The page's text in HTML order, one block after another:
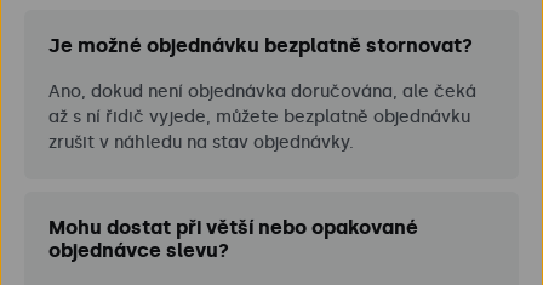
Je možné objednávku bezplatně stornovat?
Ano, dokud není objednávka doručována, ale čeká
až s ní řidič vyjede, můžete bezplatně objednávku
zrušit v náhledu na stav objednávky.
Mohu dostat při větší nebo opakované
objednávce slevu?